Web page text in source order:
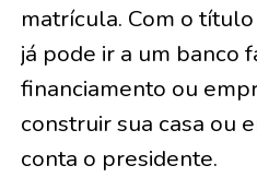
matrícula. Com o
já pode ir a um banco
financiamento ou
construir sua casa ou
conta o presidente.